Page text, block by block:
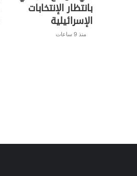
بانتظار الإنتخابات
الإسرائيلية
منذ 9 ساعات